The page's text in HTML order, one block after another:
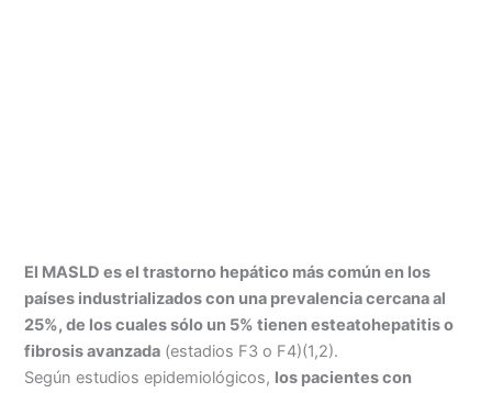
El MASLD es el trastorno hepático más común en los
países industrializados con una prevalencia cercana al
25%, de los cuales sólo un 5% tienen esteatohepatitis o
fibrosis avanzada (estadios F3 o F4)(1,2).
Según estudios epidemiológicos, los pacientes con